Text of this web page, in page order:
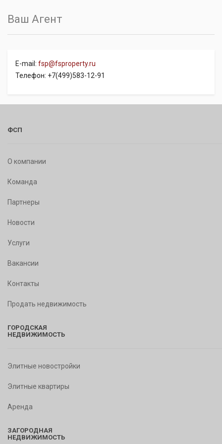
Ваш Агент
E-mail: fsp@fsproperty.ru
Телефон: +7(499)583-12-91
ФСП
О компании
Команда
Партнеры
Новости
Услуги
Вакансии
Контакты
Продать недвижимость
ГОРОДСКАЯ
НЕДВИЖИМОСТЬ
Элитные новостройки
Элитные квартиры
Аренда
ЗАГОРОДНАЯ
НЕДВИЖИМОСТЬ